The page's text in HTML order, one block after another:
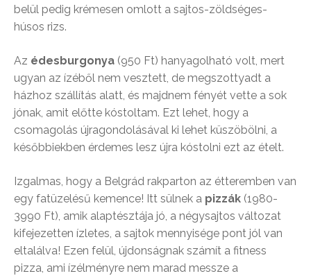
belül pedig krémesen omlott a sajtos-zöldséges-
húsos rizs.
Az édesburgonya (950 Ft) hanyagolható volt, mert
ugyan az ízéből nem vesztett, de megszottyadt a
házhoz szállítás alatt, és majdnem fényét vette a sok
jónak, amit előtte kóstoltam. Ezt lehet, hogy a
csomagolás újragondolásával ki lehet küszöbölni, a
későbbiekben érdemes lesz újra kóstolni ezt az ételt.
Izgalmas, hogy a Belgrád rakparton az étteremben van
egy fatüzelésű kemence! Itt sülnek a pizzák (1980-
3990 Ft), amik alaptésztája jó, a négysajtos változat
kifejezetten ízletes, a sajtok mennyisége pont jól van
eltalálva! Ezen felül, újdonságnak számít a fitness
pizza, ami ízélményre nem marad messze a